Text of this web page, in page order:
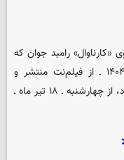
«کارناوال» رامبد جوان که
قسمت افتتاحیه آن چهارشنبه ـ ۲۱ خرداد ۱۴۰۴ ـ از فیلم‌نت منتشر و
به‌دلیل تحولات اخیر پخش آن متوقف شده بود، از چهارشنبه ـ ۱۸ تیر ماه ـ